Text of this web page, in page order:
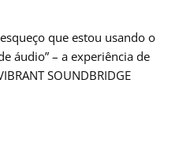
esqueço que estou usando o
áudio” – a experiência de
SOUNDBRIDGE